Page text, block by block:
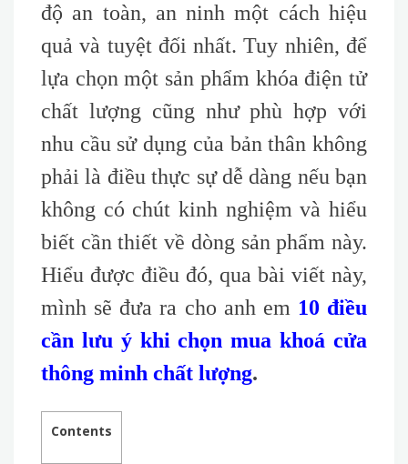
độ an toàn, an ninh một cách hiệu
quả và tuyệt đối nhất. Tuy nhiên, để
lựa chọn một sản phẩm khóa điện tử
chất lượng cũng như phù hợp với
nhu cầu sử dụng của bản thân không
phải là điều thực sự dễ dàng nếu bạn
không có chút kinh nghiệm và hiểu
biết cần thiết về dòng sản phẩm này.
Hiểu được điều đó, qua bài viết này,
mình sẽ đưa ra cho anh em 10 điều
cần lưu ý khi chọn mua khoá cửa
thông minh chất lượng.
Contents